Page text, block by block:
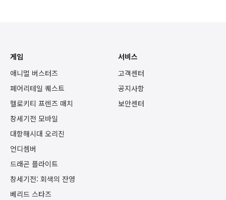
게임
애니멀 버스터즈
페어리테일 퀘스트
헬로키티 프렌즈 매치
창세기전 모바일
대항해시대 오리진
언디셈버
드래곤 플라이트
창세기전: 회색의 잔영
베리드 스타즈
서비스
고객센터
공지사항
보안센터